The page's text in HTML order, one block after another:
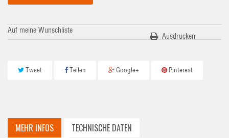
Auf meine Wunschliste
Ausdrucken
Tweet Teilen Google+ Pinterest
MEHR INFOS TECHNISCHE DATEN